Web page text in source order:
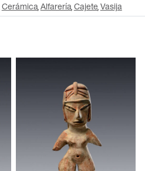
Cerámica Alfarería Cajete Vasija